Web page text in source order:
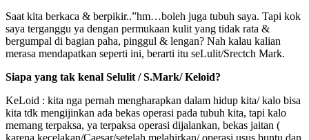
Saat kita berkaca & berpikir..”hm…boleh juga tubuh saya. Tapi kok
saya terganggu ya dengan permukaan kulit yang tidak rata &
bergumpal di bagian paha, pinggul & lengan? Nah kalau kalian
merasa mendapatkan seperti ini, berarti itu seLulit/Srectch Mark.
Siapa yang tak kenal Selulit / S.Mark/ Keloid?
KeLoid : kita nga pernah mengharapkan dalam hidup kita/ kalo bisa
kita tdk mengijinkan ada bekas operasi pada tubuh kita, tapi kalo
memang terpaksa, ya terpaksa operasi dijalankan, bekas jaitan (